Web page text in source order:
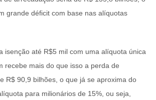
grande déficit com base nas alíquotas
isenção até R$5 mil com uma alíquota única
recebe mais do que isso a perda de
R$ 90,9 bilhões, o que já se aproxima do
para milionários de 15%, ou seja,